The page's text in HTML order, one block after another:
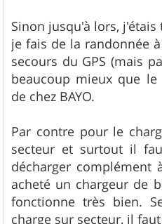
Sinon jusqu'à lors, j'étais
je fais de la randonnée
secours du GPS (mais
beaucoup mieux que
de chez BAYO.
Par contre pour le
secteur et surtout il
décharger complément
acheté un chargeur de
fonctionne très bien.
charge sur secteur, il